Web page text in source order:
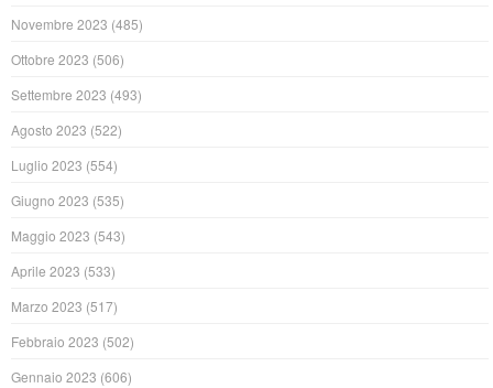
Novembre 2023 (485)
Ottobre 2023 (506)
Settembre 2023 (493)
Agosto 2023 (522)
Luglio 2023 (554)
Giugno 2023 (535)
Maggio 2023 (543)
Aprile 2023 (533)
Marzo 2023 (517)
Febbraio 2023 (502)
Gennaio 2023 (606)